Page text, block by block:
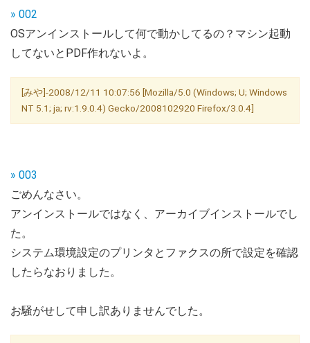
» 002
OSアンインストールして何で動かしてるの？マシン起動
してないとPDF作れないよ。
[みや]-2008/12/11 10:07:56 [Mozilla/5.0 (Windows; U; Windows
NT 5.1; ja; rv:1.9.0.4) Gecko/2008102920 Firefox/3.0.4]
» 003
ごめんなさい。
アンインストールではなく、アーカイブインストールでし
た。
システム環境設定のプリンタとファクスの所で設定を確認
したらなおりました。
お騒がせして申し訳ありませんでした。